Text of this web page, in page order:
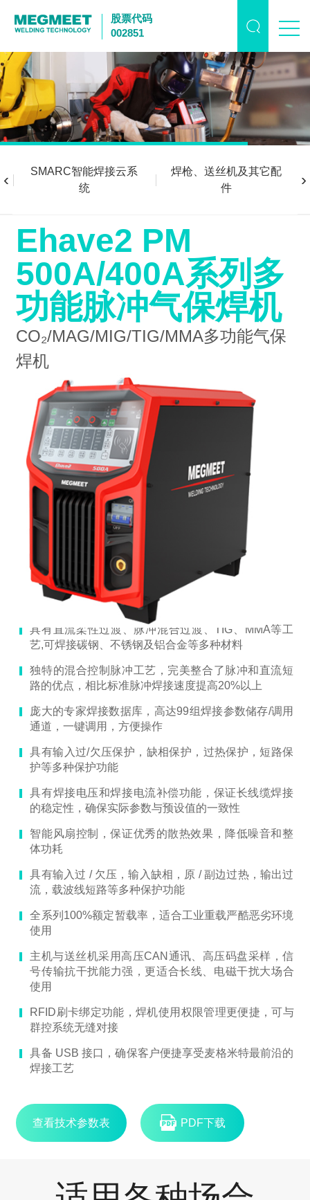
股票代码
002851
SMARC智能焊接云系
统
焊枪、送丝机及其它配
件
‹ ›
Ehave2 PM
500A/400A系列多
功能脉冲气保焊机
CO₂/MAG/MIG/TIG/MMA多功能气保
焊机
具有直流柔性过渡、脉冲混合过渡、TIG、MMA等工
艺,可焊接碳钢、不锈钢及铝合金等多种材料
独特的混合控制脉冲工艺，完美整合了脉冲和直流短
路的优点，相比标准脉冲焊接速度提高20%以上
庞大的专家焊接数据库，高达99组焊接参数储存/调用
通道，一键调用，方便操作
具有输入过/欠压保护，缺相保护，过热保护，短路保
护等多种保护功能
具有焊接电压和焊接电流补偿功能，保证长线缆焊接
的稳定性，确保实际参数与预设值的一致性
智能风扇控制，保证优秀的散热效果，降低噪音和整
体功耗
具有输入过 / 欠压，输入缺相，原 / 副边过热，输出过
流，载波线短路等多种保护功能
全系列100%额定暂载率，适合工业重载严酷恶劣环境
使用
主机与送丝机采用高压CAN通讯、高压码盘采样，信
号传输抗干扰能力强，更适合长线、电磁干扰大场合
使用
RFID刷卡绑定功能，焊机使用权限管理更便捷，可与
群控系统无缝对接
具备 USB 接口，确保客户便捷享受麦格米特最前沿的
焊接工艺
查看技术参数表 PDF下载